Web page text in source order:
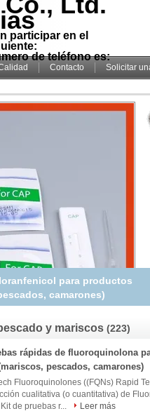
participar en el
de teléfono es:
Contacto
Solicitar
para productos
camarones)
y mariscos (223)
rápidas de fluoroquinolona
pescados, camarones)
Fluoroquinolones ((FQNs) Rapid
cualitativa (o cuantitativa) de
de pruebas r...
Leer más